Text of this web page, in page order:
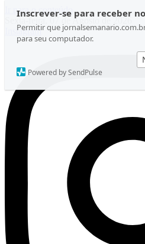
Inscrever-se para receber
Permitir que
para seu computador.
Powered by SendPulse
Ir para o conteúdo
Sexta-feira, 07 de Agosto de 2026
Instagram